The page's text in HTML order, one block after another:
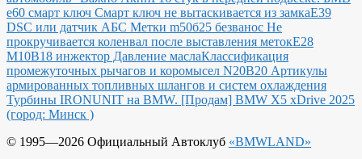
е60 смарт ключ Смарт ключ не вытаскивается из замкаE39
DSC или датчик АБС Метки m50б25 безванос Не
прокручивается коленвал после выставления метокЕ28
М10В18 инжектор Давление маслаКлассификация
промежуточных рычагов и коромысел N20B20 Артикулы
армированных топливных шлангов и систем охлаждения
Турбины IRONUNIT на BMW. [Продам] BMW X5 xDrive 2025
(город: Минск )
© 1995—2026 Официальный Автоклуб «BMWLAND»